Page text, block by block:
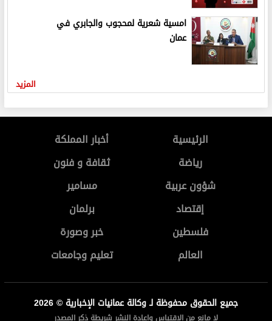
امسية شعرية لمحجوب والجابري في
عمان
المزيد
الرئيسية
أخبار المملكة
رياضة
ثقافة و فنون
شؤون عربية
مسامير
إقتصاد
برلمان
فلسطين
خبر وصورة
العالم
تعليم وجامعات
جميع الحقوق محفوظة لـ وكالة عمانيات الإخبارية © 2026
لا مانع من الاقتباس واعادة النشر شريطة ذكر المصدر